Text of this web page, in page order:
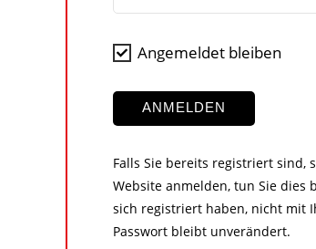
Angemeldet bleiben
ANMELDEN
Falls Sie bereits registriert sind,
Website anmelden, tun Sie dies
sich registriert haben, nicht mit
Passwort bleibt unverändert.